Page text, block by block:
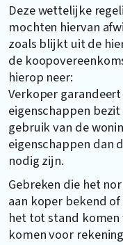
Deze wettelijke
mochten hiervan
zoals blijkt uit de
de
hierop neer:
Verkoper
eigenschappen
gebruik van de
eigenschappen dan
nodig zijn.
Gebreken die het
aan koper bekend
het tot stand
komen voor